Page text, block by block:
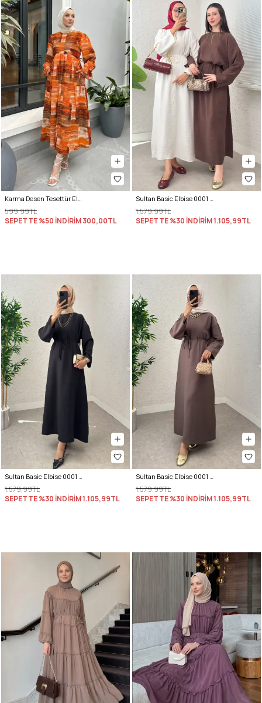
Karma Desen Tesettür Elbise 2328 - TURUNCU
599,99TL
SEPETTE %50 İNDİRİM300,00TL
Sultan Basic Elbise 0001 - KAHVRENGİ
1.579,99TL
SEPETTE %30 İNDİRİM1.105,99TL
1.579,99TL
SEPETTE %30 İNDİRİM1.105,99TL
1.579,99TL
SEPETTE %30 İNDİRİM1.105,99TL